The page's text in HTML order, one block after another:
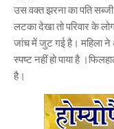
उस वक्त झरना का पति
लटका देखा तो परिवार के
जांच में जुट गई है। महिला ने
स्पष्ट नहीं हो पाया है
है।